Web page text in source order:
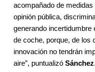
acompañado de
opinión pública,
generando incertidumbre
de coche, porque, de los
innovación no tendrán
aire”, puntualizó Sánchez.